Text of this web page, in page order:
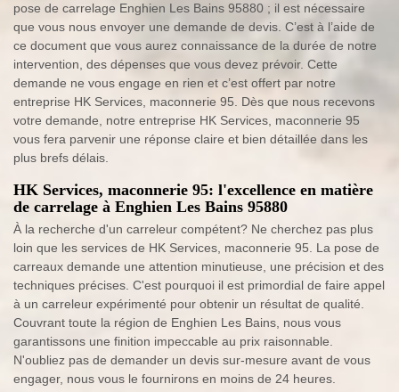
pose de carrelage Enghien Les Bains 95880 ; il est nécessaire
que vous nous envoyer une demande de devis. C’est à l’aide de
ce document que vous aurez connaissance de la durée de notre
intervention, des dépenses que vous devez prévoir. Cette
demande ne vous engage en rien et c’est offert par notre
entreprise HK Services, maconnerie 95. Dès que nous recevons
votre demande, notre entreprise HK Services, maconnerie 95
vous fera parvenir une réponse claire et bien détaillée dans les
plus brefs délais.
HK Services, maconnerie 95: l'excellence en matière
de carrelage à Enghien Les Bains 95880
À la recherche d'un carreleur compétent? Ne cherchez pas plus
loin que les services de HK Services, maconnerie 95. La pose de
carreaux demande une attention minutieuse, une précision et des
techniques précises. C'est pourquoi il est primordial de faire appel
à un carreleur expérimenté pour obtenir un résultat de qualité.
Couvrant toute la région de Enghien Les Bains, nous vous
garantissons une finition impeccable au prix raisonnable.
N'oubliez pas de demander un devis sur-mesure avant de vous
engager, nous vous le fournirons en moins de 24 heures.